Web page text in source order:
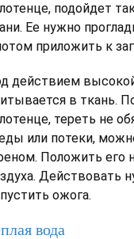
подойдет
Ее нужно
приложить к
действием
в ткань.
тереть не
или потеки,
Положить его
Действовать
ожога.
вода